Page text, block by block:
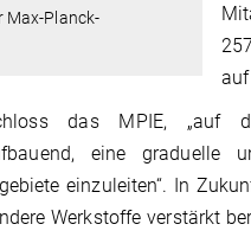
Max-Planck-
das MPIE, „auf
eine graduelle
einzuleiten“. In
Werkstoffe verstärkt